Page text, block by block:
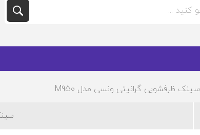
سینک ظرفشویی گرانیتی ونسی مدل M950